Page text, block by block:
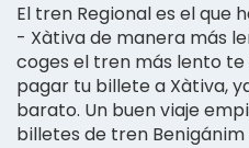
El tren Regional es el que
- Xàtiva de manera más
coges el tren más lento
pagar tu billete a Xàtiva,
barato. Un buen viaje
billetes de tren Benigánim